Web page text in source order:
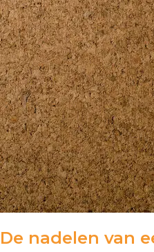
De nadelen van